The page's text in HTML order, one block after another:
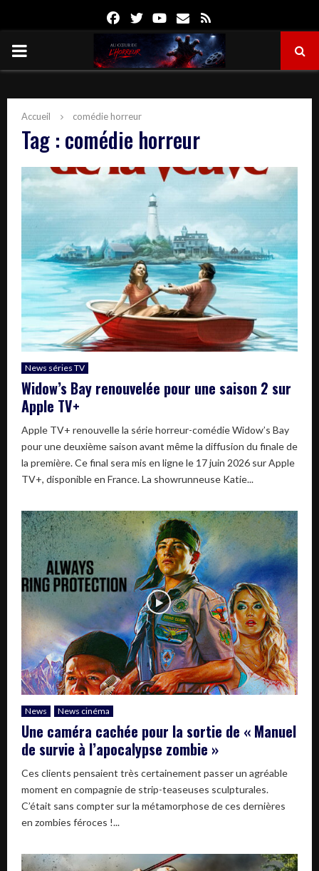
FacebookTwitterYoutube
Email
PRIMARY
Accueil comédie horreur
Tag : comédie horreur
News séries TV
Widow’s Bay renouvelée pour une saison 2 sur
Apple TV+
Apple TV+ renouvelle la série horreur-comédie Widow’s Bay
pour une deuxième saison avant même la diffusion du finale de
la première. Ce final sera mis en ligne le 17 juin 2026 sur Apple
TV+, disponible en France. La showrunneuse Katie...
News News cinéma
Une caméra cachée pour la sortie de « Manuel
de survie à l’apocalypse zombie »
Ces clients pensaient très certainement passer un agréable
moment en compagnie de strip-teaseuses sculpturales.
C’était sans compter sur la métamorphose de ces dernières
en zombies féroces !...